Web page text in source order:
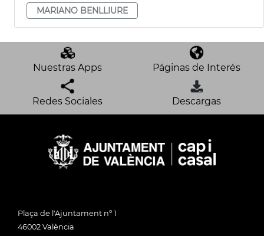
MARIANO BENLLIURE
Nuestras Apps Páginas de Interés
Redes Sociales Descargas
Plaça de l'Ajuntament nº 1
46002 València